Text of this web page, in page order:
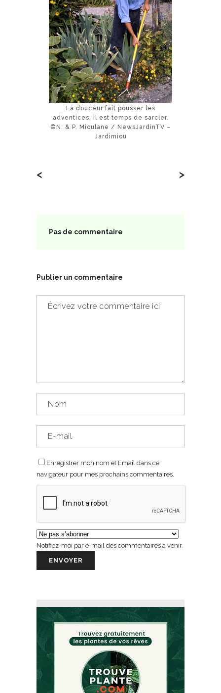
La douceur fait pousser les
adventices, il est temps de sarcler.
©N. & P. Mioulane / NewsJardinTV –
Jardimiou
< >
Pas de commentaire
Publier un commentaire
Enregistrer mon nom et Email dans ce
navigateur pour mes prochains commentaires.
Notifiez-moi par e-mail des commentaires à venir.